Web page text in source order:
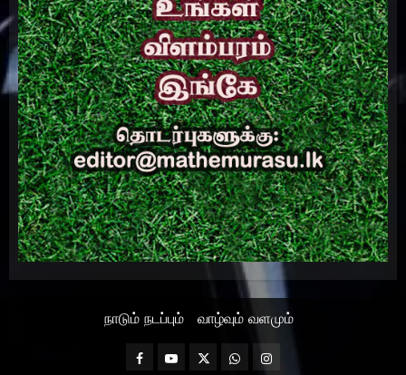
நாடும் நடப்பும் வாழ்வும் வளமும்
FacebookMathemurasu
TwitterWhatsAppInstagram